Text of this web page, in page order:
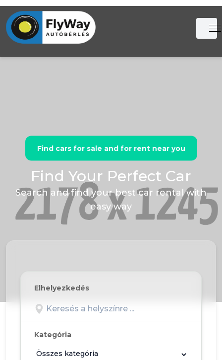
Find cars for sale and for rent near you
Find Your Perfect Car
Search and find your best car rental with
easy way
Elhelyezkedés
Kategória